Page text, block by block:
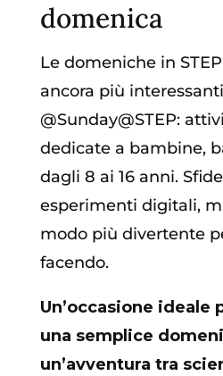
domenica
Le domeniche in
ancora più
@Sunday@STEP:
dedicate a bambine,
dagli 8 ai 16 anni.
esperimenti digitali,
modo più divertente
facendo.
Un’occasione ideale
una semplice
un’avventura tra